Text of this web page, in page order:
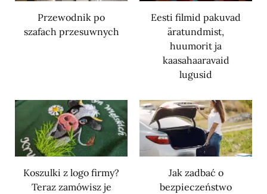
Przewodnik po
szafach przesuwnych
Eesti filmid pakuvad
äratundmist,
huumorit ja
kaasahaaravaid
lugusid
Koszulki z logo firmy?
Teraz zamówisz je
Jak zadbać o
bezpieczeństwo